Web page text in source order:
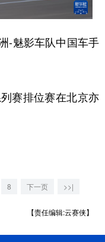
源 会展
尚 悦读
江苏
江西
魅影车队中国车手
赛排位赛在北京亦
8 下一页 >>|
【责任编辑:云赛侠】